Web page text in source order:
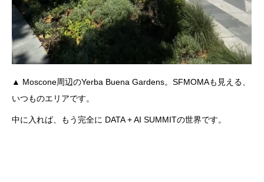
▲ Moscone周辺のYerba Buena Gardens。SFMOMAも見える、
いつものエリアです。
中に入れば、もう完全に DATA + AI SUMMITの世界です。